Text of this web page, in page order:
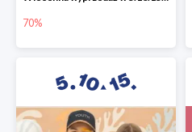
70%